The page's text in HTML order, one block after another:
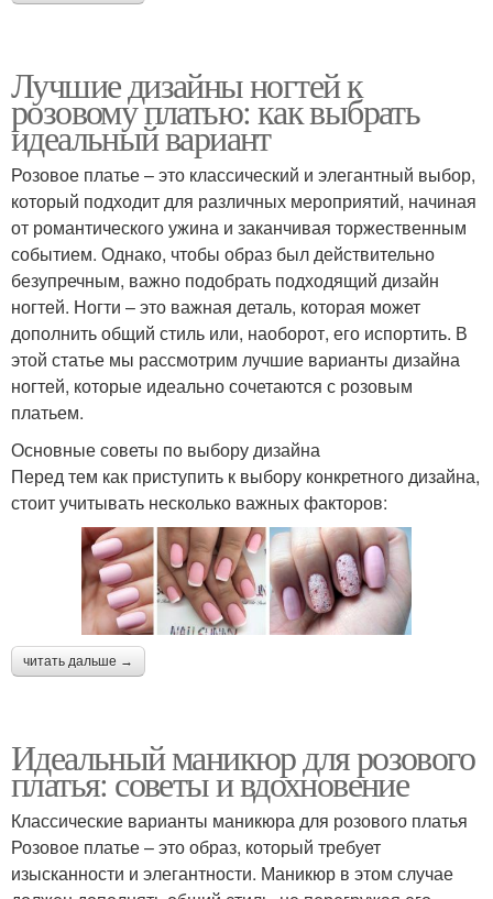
Лучшие дизайны ногтей к
розовому платью: как выбрать
идеальный вариант
Розовое платье – это классический и элегантный выбор,
который подходит для различных мероприятий, начиная
от романтического ужина и заканчивая торжественным
событием. Однако, чтобы образ был действительно
безупречным, важно подобрать подходящий дизайн
ногтей. Ногти – это важная деталь, которая может
дополнить общий стиль или, наоборот, его испортить. В
этой статье мы рассмотрим лучшие варианты дизайна
ногтей, которые идеально сочетаются с розовым
платьем.
Основные советы по выбору дизайна
Перед тем как приступить к выбору конкретного дизайна,
стоит учитывать несколько важных факторов:
читать дальше →
Идеальный маникюр для розового
платья: советы и вдохновение
Классические варианты маникюра для розового платья
Розовое платье – это образ, который требует
изысканности и элегантности. Маникюр в этом случае